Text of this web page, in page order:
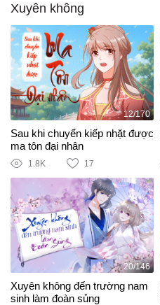
Xuyên không
12/170
Sau khi chuyển kiếp nhặt được
ma tôn đại nhân
1.8K 17
20/146
Xuyên không đến trường nam
sinh làm đoàn sủng